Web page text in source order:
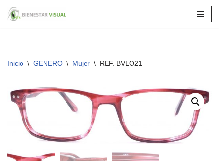
Inicio \ GENERO \ Mujer \ REF. BVLO21